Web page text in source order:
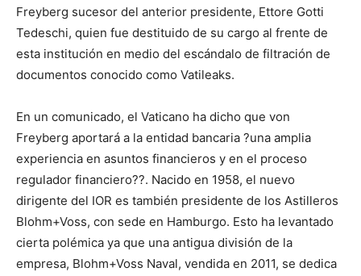
Freyberg sucesor del anterior presidente, Ettore Gotti
Tedeschi, quien fue destituido de su cargo al frente de
esta institución en medio del escándalo de filtración de
documentos conocido como Vatileaks.
En un comunicado, el Vaticano ha dicho que von
Freyberg aportará a la entidad bancaria ?una amplia
experiencia en asuntos financieros y en el proceso
regulador financiero??. Nacido en 1958, el nuevo
dirigente del IOR es también presidente de los Astilleros
Blohm+Voss, con sede en Hamburgo. Esto ha levantado
cierta polémica ya que una antigua división de la
empresa, Blohm+Voss Naval, vendida en 2011, se dedica